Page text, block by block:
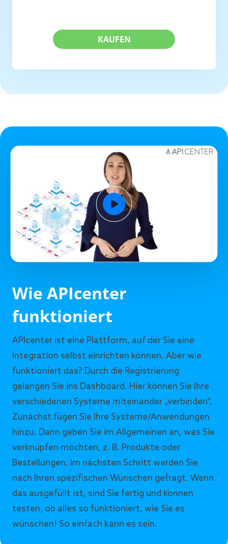
KAUFEN
Wie APIcenter
funktioniert
APIcenter ist eine Plattform, auf der Sie eine
Integration selbst einrichten können. Aber wie
funktioniert das? Durch die Registrierung
gelangen Sie ins Dashboard. Hier können Sie Ihre
verschiedenen Systeme miteinander „verbinden“.
Zunächst fügen Sie Ihre Systeme/Anwendungen
hinzu. Dann geben Sie im Allgemeinen an, was Sie
verknüpfen möchten, z. B. Produkte oder
Bestellungen. Im nächsten Schritt werden Sie
nach Ihren spezifischen Wünschen gefragt. Wenn
das ausgefüllt ist, sind Sie fertig und können
testen, ob alles so funktioniert, wie Sie es
wünschen! So einfach kann es sein.